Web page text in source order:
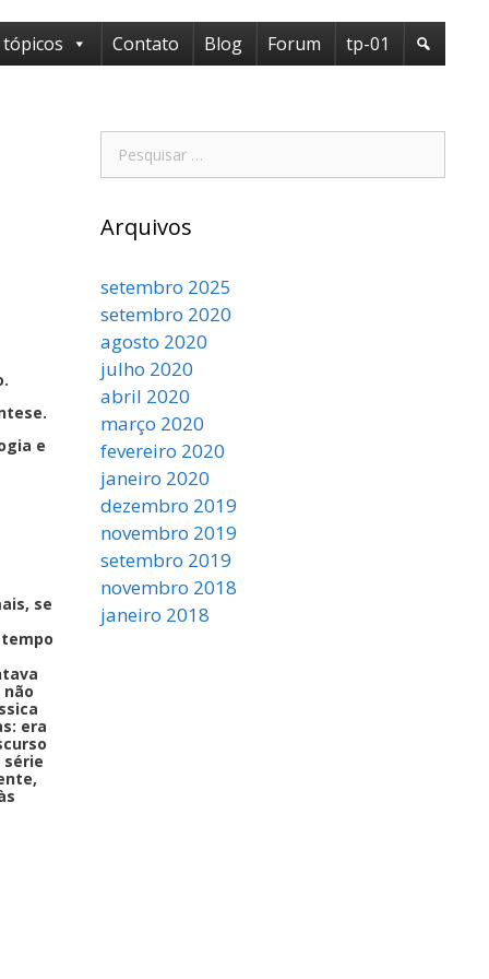
Contato Blog Forum tp-01
e
se
era
série
Pesquisar
por:
Arquivos
setembro 2025
setembro 2020
agosto 2020
julho 2020
abril 2020
março 2020
fevereiro 2020
janeiro 2020
dezembro 2019
novembro 2019
setembro 2019
novembro 2018
janeiro 2018